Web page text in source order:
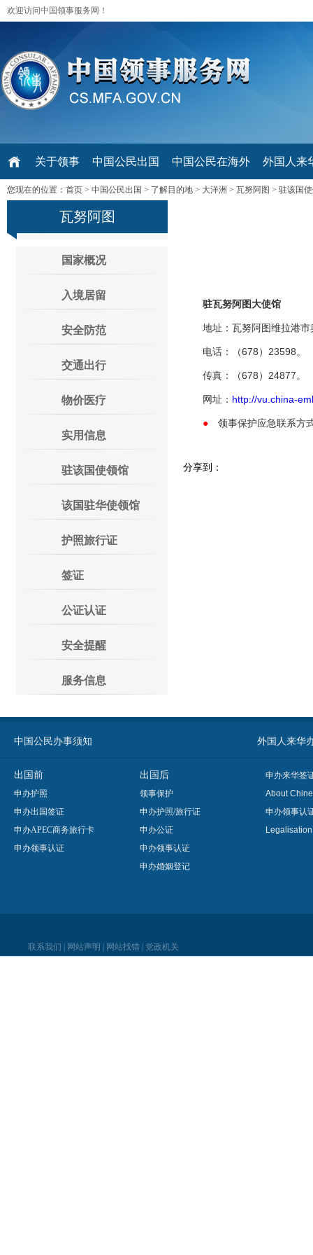
欢迎访问中国领事服务网！
关于领事 中国公民出国 中国公民在海外 外国人来
您现在的位置： 首页 > 中国公民出国 > 了解目的地 > 大洋洲 > 瓦努阿图 > 驻该国
瓦努阿图
国家概况
入境居留
安全防范
交通出行
物价医疗
实用信息
驻该国使领馆
该国驻华使领馆
护照旅行证
签证
公证认证
安全提醒
服务信息
驻瓦努阿图大使馆
地址：瓦努阿图维拉港市
电话：（678）23598。
传真：（678）24877。
网址： http://vu.china-
● 领事保护应急联系方
分享到：
中国公民办事须知 外国人来华
出国前
申办护照
申办出国签证
申办APEC商务旅行卡
申办领事认证
出国后
领事保护
申办护照/旅行证
申办公证
申办领事认证
申办婚姻登记
申办来华签
About
申办领事认
联系我们 网站声明 网站找错 党政机关